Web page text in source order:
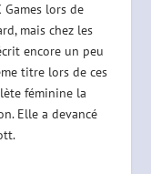
lors de
mais chez les
encore un peu
titre lors de ces
féminine la
Elle a devancé